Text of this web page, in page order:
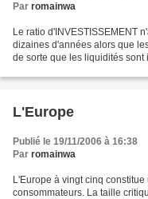
Par romainwa
Le ratio d'INVESTISSEMENT
dizaines d'années alors que
de sorte que les liquidités
L'Europe
Publié le 19/11/2006 à 16:38
Par romainwa
L'Europe à vingt cinq
consommateurs. La taille